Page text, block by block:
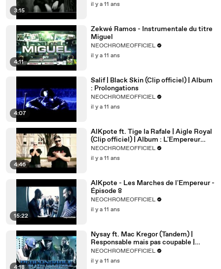
3:15
il y a 11 ans
4:11
Zekwé Ramos - Instrumentale du titre
Miguel
NEOCHROMEOFFICIEL
il y a 11 ans
4:07
Salif | Black Skin (Clip officiel) | Album
: Prolongations
NEOCHROMEOFFICIEL
il y a 11 ans
4:46
AlKpote ft. Tige la Rafale | Aigle Royal
(Clip officiel) | Album : L'Empereur
contre-attaque
NEOCHROMEOFFICIEL
il y a 11 ans
15:22
AlKpote - Les Marches de l'Empereur -
Épisode 8
NEOCHROMEOFFICIEL
il y a 11 ans
Nysay ft. Mac Kregor (Tandem) |
Responsable mais pas coupable |
Album : Prolongations
NEOCHROMEOFFICIEL
il y a 11 ans